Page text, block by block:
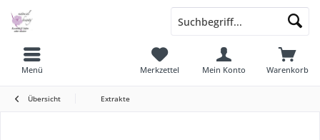
Menü Warenkorb
Merkzettel Mein Konto
Übersicht Extrakte